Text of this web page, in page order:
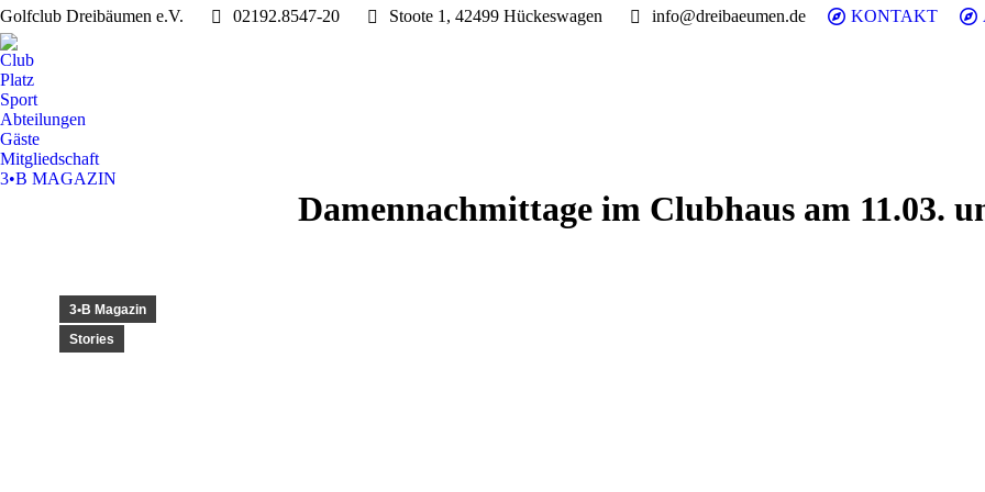
Golfclub Dreibäumen e.V. 02192.8547-20 Stoote 1, 42499 Hückeswagen info@dreibaeumen.de KONTAKT
Club
Platz
Sport
Abteilungen
Gäste
Mitgliedschaft
3•B MAGAZIN
Damennachmittage im Clubhaus am 11.03.
3•B Magazin
Stories